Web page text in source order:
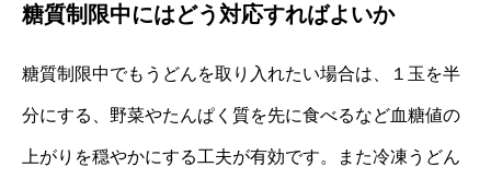
糖質制限中にはどう対応すればよいか
糖質制限中でもうどんを取り入れたい場合は、１玉を半
分にする、野菜やたんぱく質を先に食べるなど血糖値の
上がりを穏やかにする工夫が有効です。また冷凍うどん